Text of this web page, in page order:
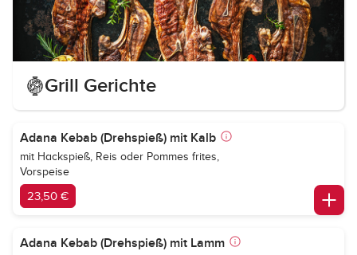
Grill Gerichte
Adana Kebab (Drehspieß) mit Kalb
mit Hackspieß, Reis oder Pommes frites,
Vorspeise
23,50 €
Adana Kebab (Drehspieß) mit Lamm